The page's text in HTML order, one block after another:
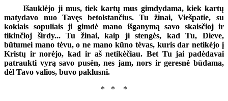
Išauklėjo ji mus, tiek kartų mus gimdydama, kiek kartų
matydavo nuo Tavęs betolstančius. Tu žinai, Viešpatie, su
kokiais sopuliais ji gimdė mano išganymą savo skaisčioj ir
tikinčioj širdy... Tu žinai, kaip ji stengės, kad Tu, Dieve,
būtumei mano tėvu, o ne mano kūno tėvas, kuris dar netikėjo į
Kristų ir norėjo, kad ir aš netikėčiau. Bet Tu jai padėdavai
patraukti vyrą savo pusėn, nes jam, nors ir geresnė būdama,
dėl Tavo valios, buvo paklusni.
* * *